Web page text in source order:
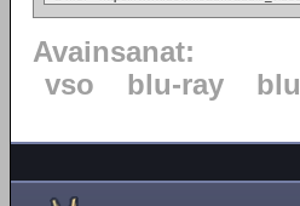
Avainsanat:
vso
blu-ray blu